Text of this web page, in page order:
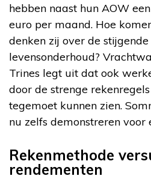
hebben naast hun AOW
euro per maand. Hoe
denken zij over de
levensonderhoud?
Trines legt uit dat ook
door de strenge
tegemoet kunnen zien.
nu zelfs demonstreren voor
Rekenmethode
rendementen